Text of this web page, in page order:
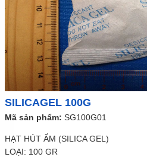
SILICAGEL 100G
Mã sản phẩm: SG100G01
HẠT HÚT ẨM (SILICA GEL)
LOẠI: 100 GR